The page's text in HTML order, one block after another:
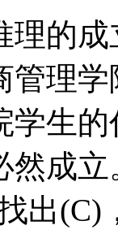
的成
管理
学生
然成
出